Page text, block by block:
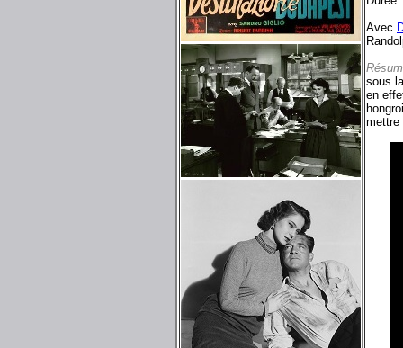
Avec
sous
en
mettre